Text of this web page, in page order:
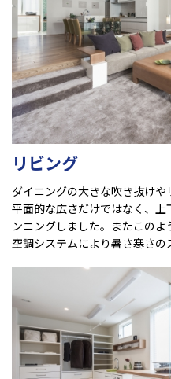
リビング
ダイニングの大きな吹き抜けや
平面的な広さだけではなく、
ンニングしました。またこの
空調システムにより暑さ寒さ